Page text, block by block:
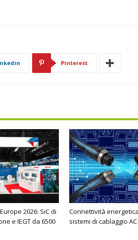
Pinterest
2026: SiC di
e IEGT da 6500
Connettività
sistemi di cablaggio